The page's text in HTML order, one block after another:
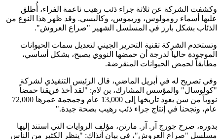
وكشفت الشركة عن ثلاثة جراء ذئب رهيب ناعمة الفراء، أُطلق
عليها أسماء رومولوس، وريموس، وكاليسي. وقد ظهر هذا النوع من
الذئاب بشكل بارز في المسلسل الشهير "صراع العروش".
وتستخدم الشركة تقنية التحرير الجيني لتعديل سمات الحيوانات
الموجودة حالياً لدرجة أن حمضها النووي يصبح، بشكل أساسي،
مطابقاً لحمض الحيوانات المنقرضة.
وفي تصريح له في أبريل الماضي، قال الرئيس التنفيذي لشركة
"كولوسال" والمؤسس المشارك، بن لام: "لقد أخذ فريقنا حمضاً
نووياً من سن يعود تاريخها إلى 13,000 عام وجمجمة عمرها 72,000
عام، ونجحنا في إنتاج جراء ذئب رهيب بصحة جيدة."
بدوره، صرح جورج آر. آر. مارتن، مؤلف الروايات التي استند إليها
مسلسل "صراع العروش"، في بيان آنذاك: "ينظر الكثير من الناس